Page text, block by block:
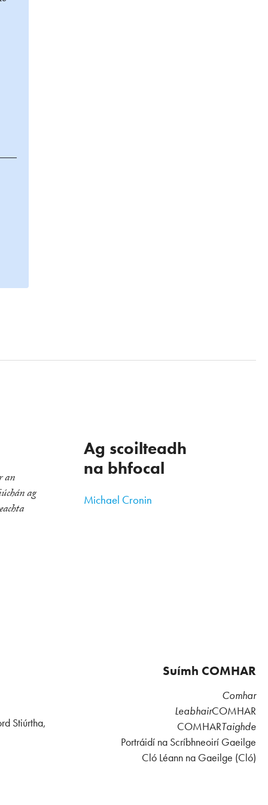
an
ag
Ag scoilteadh
na bhfocal
Michael Cronin
Stiúrtha,
Suímh COMHAR
Comhar
LeabhairCOMHAR
COMHARTaighde
Portráidí na Scríbhneoirí Gaeilge
Cló Léann na Gaeilge (Cló)